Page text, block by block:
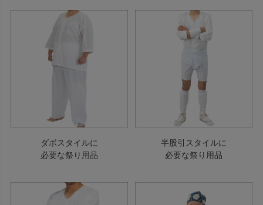
ダボスタイルに
必要な祭り用品
半股引スタイルに
必要な祭り用品